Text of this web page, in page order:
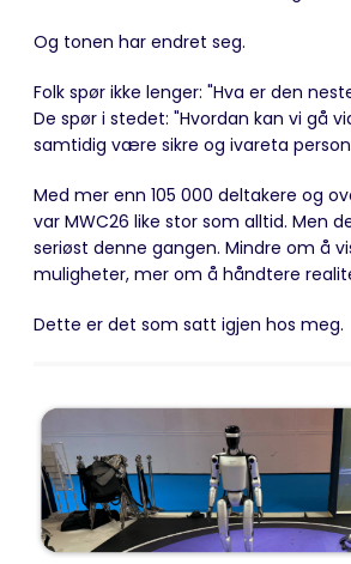
Og tonen har endret seg.
Folk spør ikke lenger: "Hva er den
De spør i stedet: "Hvordan kan vi gå
samtidig være sikre og ivareta
Med mer enn 105 000 deltakere og
var MWC26 like stor som alltid. Men
seriøst denne gangen. Mindre om å
muligheter, mer om å håndtere
Dette er det som satt igjen hos meg.